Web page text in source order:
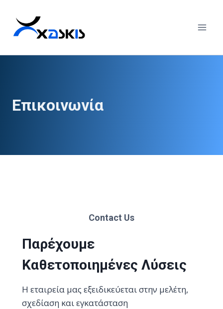
content
Επικοινωνία
Contact Us
Παρέχουμε
Καθετοποιημένες Λύσεις
Η εταιρεία μας εξειδικεύεται στην μελέτη,
σχεδίαση και εγκατάσταση